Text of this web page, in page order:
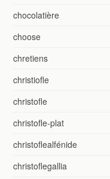
chocolatière
choose
chretiens
christiofle
christofle
christofle-plat
christoflealfénide
christoflegallia